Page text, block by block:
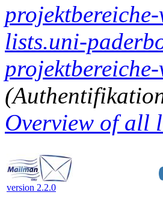
lists.uni-
Overview of all
version 2.2.0